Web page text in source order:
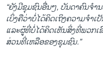
“ຍັງມີຊຸມຊົນອື່ນໆ, ບັນດາຄົນຈໍ
ເບິ່ງຄືວ່າບໍ່ໄດ້ຄິດເຖິງຄວາມຈໍາ
ແລະຜູ້ທີ່ບໍ່ໄດ້ຄິດເຫັນສິ່ງທີ່ພວກເ
ສ່ວນທີ່ເຫລືອຂອງຊຸມຊົນ.”